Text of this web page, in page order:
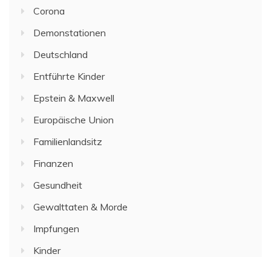
Corona
Demonstationen
Deutschland
Entführte Kinder
Epstein & Maxwell
Europäische Union
Familienlandsitz
Finanzen
Gesundheit
Gewalttaten & Morde
Impfungen
Kinder